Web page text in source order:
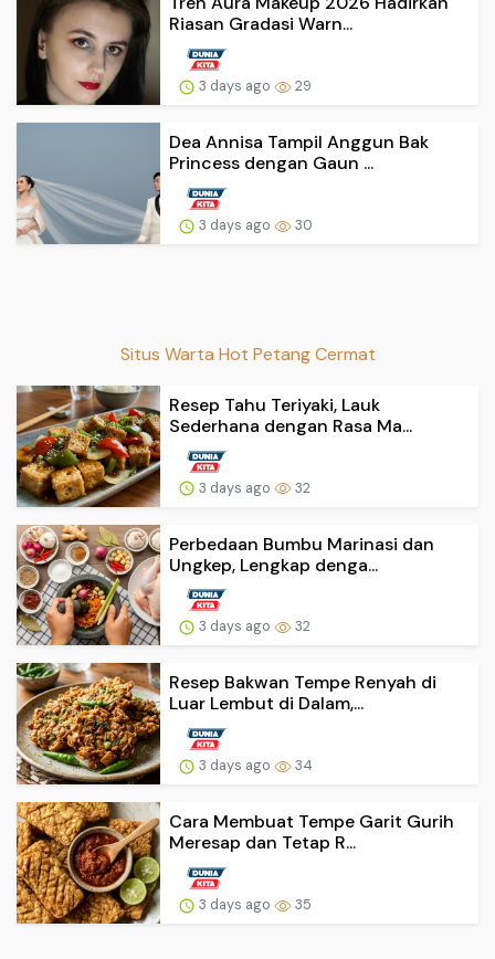
Riasan Gradasi Warn...
3 days ago 29
Dea Annisa Tampil Anggun Bak
Princess dengan Gaun ...
3 days ago 30
Situs Warta Hot Petang Cermat
Resep Tahu Teriyaki, Lauk
Sederhana dengan Rasa Ma...
3 days ago 32
Perbedaan Bumbu Marinasi dan
Ungkep, Lengkap denga...
3 days ago 32
Resep Bakwan Tempe Renyah di
Luar Lembut di Dalam,...
3 days ago 34
Cara Membuat Tempe Garit Gurih
Meresap dan Tetap R...
3 days ago 35